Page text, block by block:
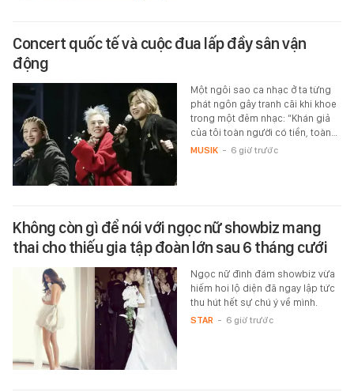
Concert quốc tế và cuộc đua lấp đầy sân vận
động
Một ngôi sao ca nhạc ở ta từng
phát ngôn gây tranh cãi khi khoe
trong một đêm nhạc: “Khán giả
của tôi toàn người có tiền, toàn…
MUSIK - 6 giờ trước
Không còn gì để nói với ngọc nữ showbiz mang
thai cho thiếu gia tập đoàn lớn sau 6 tháng cưới
Ngọc nữ đình đám showbiz vừa
hiếm hoi lộ diện đã ngay lập tức
thu hút hết sự chú ý về mình.
STAR - 6 giờ trước